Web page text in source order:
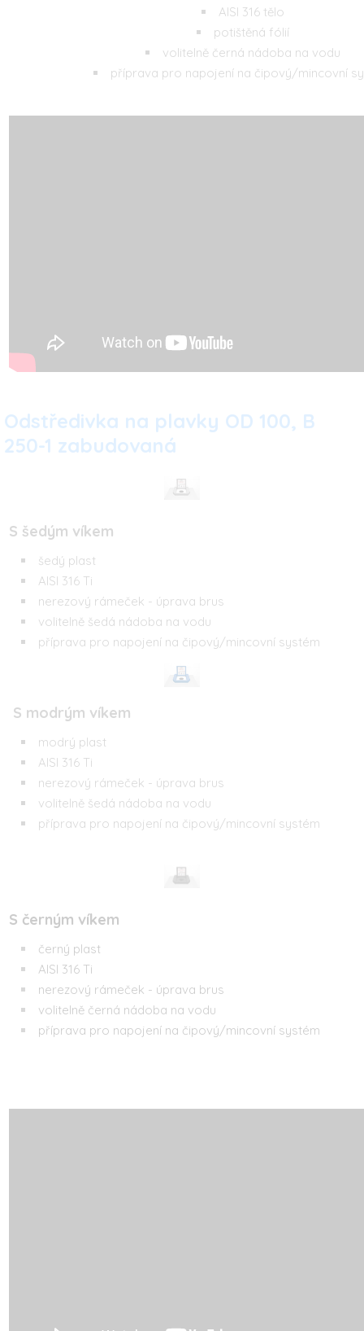
AISI 316 tělo
potištěná fólií
volitelně černá nádoba na vodu
příprava pro napojení na čipový/mincovní
Odstředivka na plavky OD 100, B
250-1 zabudovaná
S šedým víkem
šedý plast
AISI 316 Ti
nerezový rámeček - úprava brus
volitelně šedá nádoba na vodu
příprava pro napojení na čipový/mincovní systém
S modrým víkem
modrý plast
AISI 316 Ti
nerezový rámeček - úprava brus
volitelně šedá nádoba na vodu
příprava pro napojení na čipový/mincovní systém
S černým víkem
černý plast
AISI 316 Ti
nerezový rámeček - úprava brus
volitelně černá nádoba na vodu
příprava pro napojení na čipový/mincovní systém